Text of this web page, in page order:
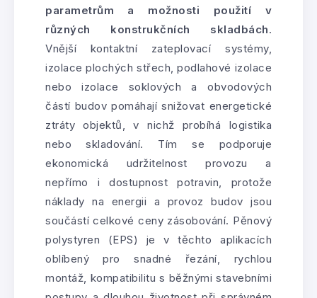
parametrům a možnosti použití v
různých konstrukčních skladbách.
Vnější kontaktní zateplovací systémy,
izolace plochých střech, podlahové izolace
nebo izolace soklových a obvodových
částí budov pomáhají snižovat energetické
ztráty objektů, v nichž probíhá logistika
nebo skladování. Tím se podporuje
ekonomická udržitelnost provozu a
nepřímo i dostupnost potravin, protože
náklady na energii a provoz budov jsou
součástí celkové ceny zásobování. Pěnový
polystyren (EPS) je v těchto aplikacích
oblíbený pro snadné řezání, rychlou
montáž, kompatibilitu s běžnými stavebními